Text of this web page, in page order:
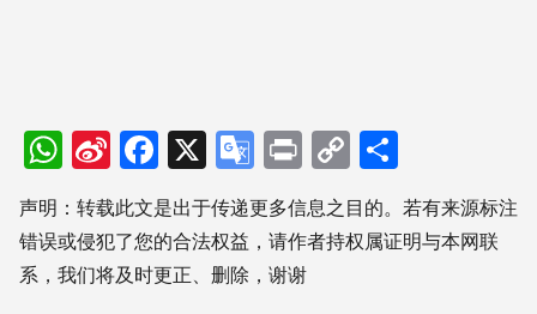
WhatsApp
Sina
Weibo
Facebook
X Google
Translate
PrintCopy
Link享
声明：转载此文是出于传递更多信息之目的。若有来源标注
错误或侵犯了您的合法权益，请作者持权属证明与本网联
系，我们将及时更正、删除，谢谢